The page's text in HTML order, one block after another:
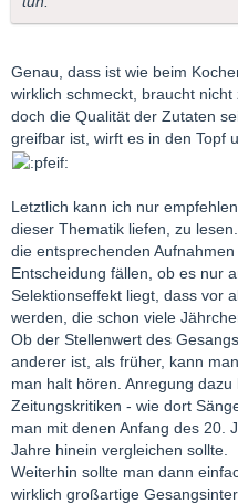
Genau, dass ist wie beim
wirklich schmeckt, braucht
doch die Qualität der Zutaten
greifbar ist, wirft es in den Topf
Letztlich kann ich nur
dieser Thematik liefen, zu
die entsprechenden
Entscheidung fällen, ob es nur
Selektionseffekt liegt, dass vor
werden, die schon viele
Ob der Stellenwert des
anderer ist, als früher, kann
man halt hören. Anregung
Zeitungskritiken - wie dort
man mit denen Anfang des 20.
Jahre hinein vergleichen sollte.
Weiterhin sollte man dann
wirklich großartige